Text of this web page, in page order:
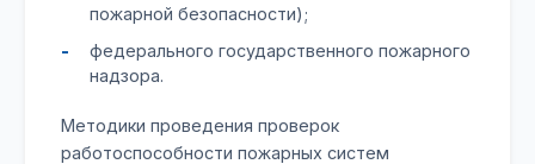
пожарной безопасности);
федерального государственного пожарного
надзора.
Методики проведения проверок
работоспособности пожарных систем